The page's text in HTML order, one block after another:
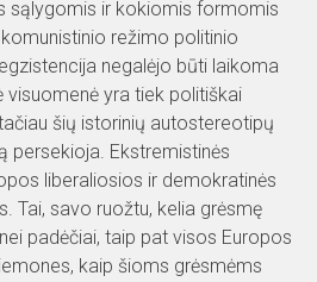
sąlygomis ir kokiomis formomis
režimo politinio
negalėjo būti laikoma
visuomenė yra tiek politiškai
šių istorinių autostereotipų
persekioja. Ekstremistinės
liberaliosios ir demokratinės
Tai, savo ruožtu, kelia grėsmę
padėčiai, taip pat visos Europos
kaip šioms grėsmėms